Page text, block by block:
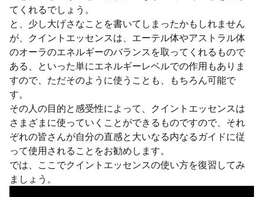
てくれるでしょう。
と、少し大げさなことを書いてしまったかもしれません
が、クイントエッセンスは、エーテル体やアストラル体
のオーラのエネルギーのバランスを取ってくれるもので
ある、といった単にエネルギーレベルでの作用もありま
すので、ただそのように使うことも、もちろん可能で
す。
その人の目的と感受性によって、クイントエッセンスは
さまざまに使っていくことができるものですので、それ
ぞれの皆さんが自分の直感と大いなる内なるガイドに従
って使用されることをお勧めします。
では、ここでクイントエッセンスの使い方を復習してみ
ましょう。